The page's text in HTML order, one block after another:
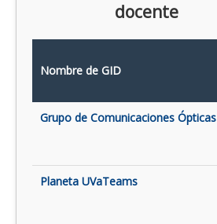
docente
Nombre de GID
Grupo de Comunicaciones Ópticas
Planeta UVaTeams